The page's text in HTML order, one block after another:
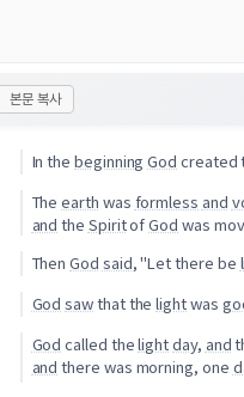
본문 복사
In thebeginning God created
Theearth was formless and
and the SpiritofGod was
ThenGod said, "Let there be
God sawthat thelightwas
God called thelightday, and
and there was morning, one